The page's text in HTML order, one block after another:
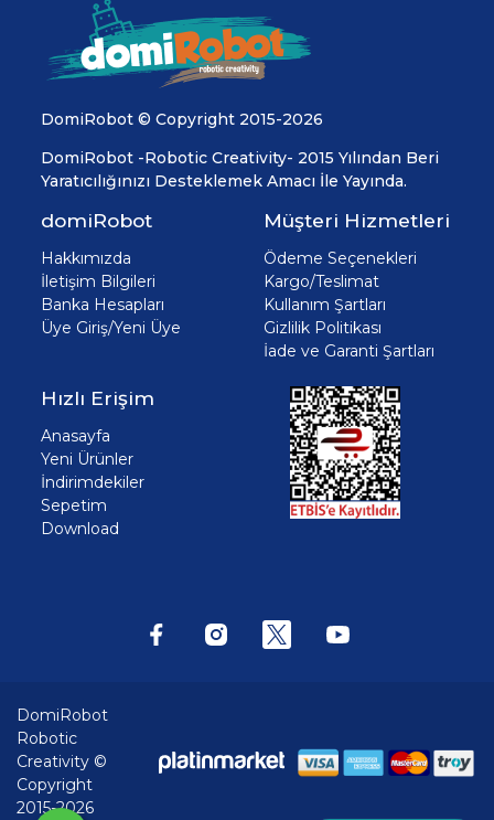
DomiRobot © Copyright 2015-2026
DomiRobot -Robotic Creativity- 2015 Yılından Beri
Yaratıcılığınızı Desteklemek Amacı İle Yayında.
domiRobot
Hakkımızda
İletişim Bilgileri
Banka Hesapları
Üye Giriş/Yeni Üye
Müşteri Hizmetleri
Ödeme Seçenekleri
Kargo/Teslimat
Kullanım Şartları
Gizlilik Politikası
İade ve Garanti Şartları
Hızlı Erişim
Anasayfa
Yeni Ürünler
İndirimdekiler
Sepetim
Download
DomiRobot
Robotic
Creativity ©
Copyright
2015-2026